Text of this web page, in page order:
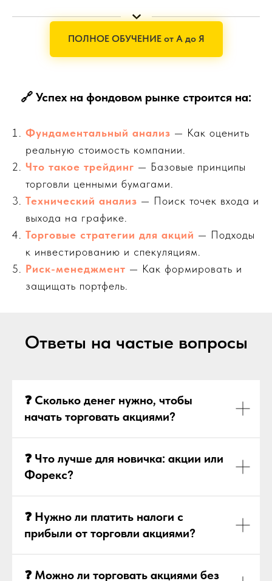
ПОЛНОЕ ОБУЧЕНИЕ от А до Я
🔗 Успех на фондовом рынке строится на:
Фундаментальный анализ — Как оценить
реальную стоимость компании.
Что такое трейдинг — Базовые принципы
торговли ценными бумагами.
Технический анализ — Поиск точек входа и
выхода на графике.
Торговые стратегии для акций — Подходы
к инвестированию и спекуляциям.
Риск-менеджмент — Как формировать и
защищать портфель.
Ответы на частые вопросы
❓ Сколько денег нужно, чтобы
начать торговать акциями?
❓ Что лучше для новичка: акции или
Форекс?
❓ Нужно ли платить налоги с
прибыли от торговли акциями?
❓ Можно ли торговать акциями без